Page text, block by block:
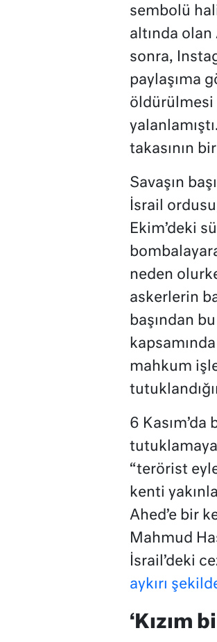
sembolü
altında olan
sonra,
paylaşıma
öldürülmesi
takasının
Savaşın
İsrail
Ekim’deki
neden
askerlerin
başından
mahkum
6
“terörist
kenti
Ahed’e bir
Mahmud
İsrail’deki
aykırı
‘Kızım